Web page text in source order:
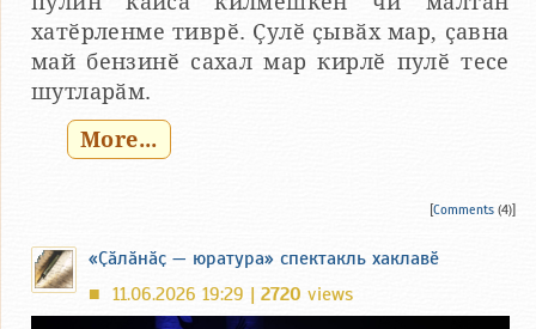
хатӗрленме тиврӗ. Ҫулӗ ҫывӑх мар, ҫавна
май бензинӗ сахал мар кирлӗ пулӗ тесе
шутларӑм.
More...
[Comments (4)]
«Ҫӑлӑнӑҫ — юратура» спектакль хаклавӗ
■ 11.06.2026 19:29 | 2720 views